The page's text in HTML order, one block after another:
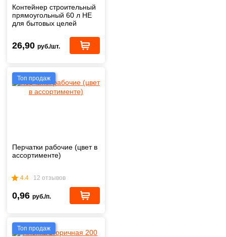
Контейнер строительный
прямоугольный 60 л НЕ
для бытовых целей
26,90 руб./шт.
Топ продаж
Перчатки рабочие (цвет в
ассортименте)
4.4 12 отзывов
0,96 руб./п.
Топ продаж